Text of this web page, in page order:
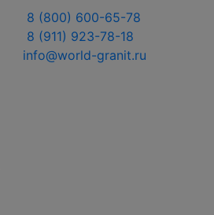
8 (800) 600-65-78
8 (911) 923-78-18
info@world-granit.ru